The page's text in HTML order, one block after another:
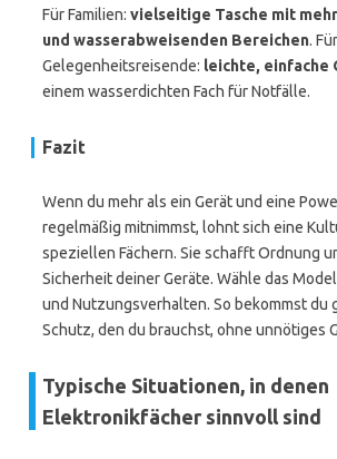
Für Familien: vielseitige Tasche mit
und wasserabweisenden Bereichen. Für
Gelegenheitsreisende: leichte, einfache
einem wasserdichten Fach für Notfälle.
Fazit
Wenn du mehr als ein Gerät und eine
regelmäßig mitnimmst, lohnt sich eine
speziellen Fächern. Sie schafft Ordnung
Sicherheit deiner Geräte. Wähle das
und Nutzungsverhalten. So bekommst du
Schutz, den du brauchst, ohne unnötiges
Typische Situationen, in denen
Elektronikfächer sinnvoll sind